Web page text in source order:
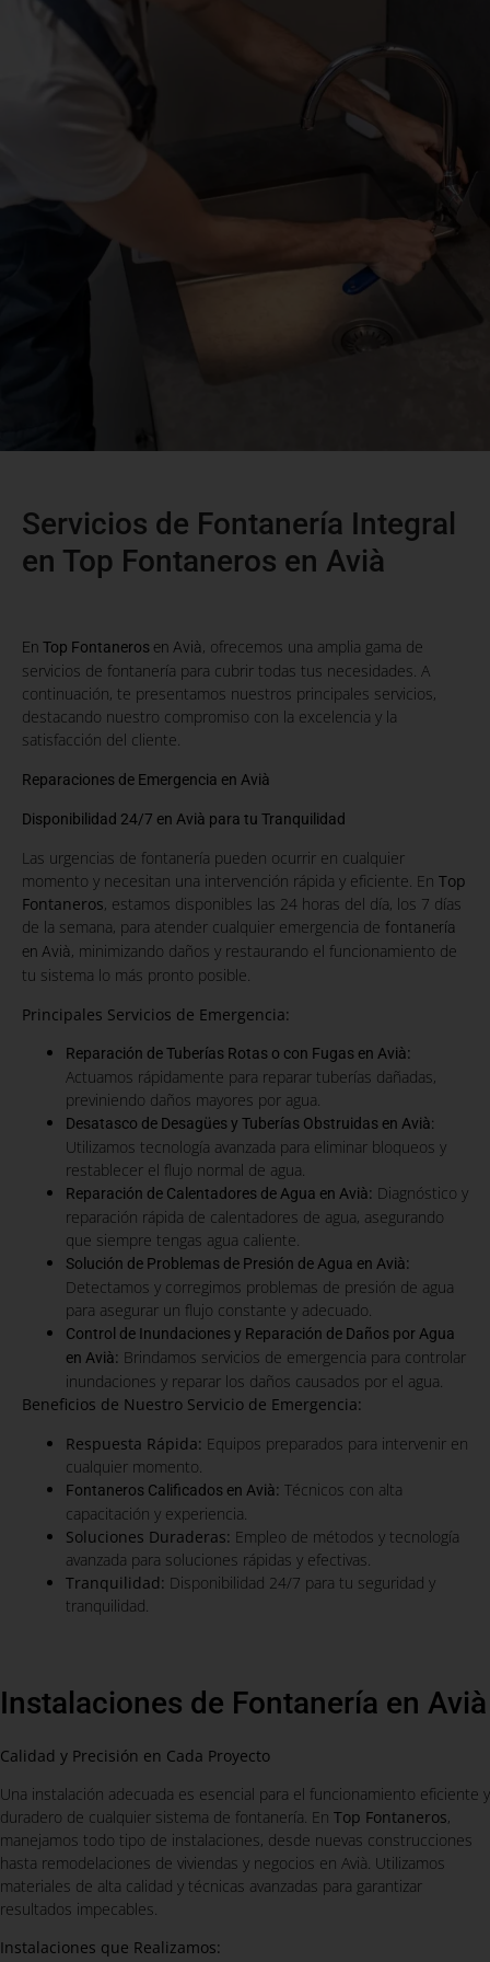
Servicios de Fontanería Integral
en Top Fontaneros en Avià
En Top Fontaneros en Avià, ofrecemos una amplia gama de
servicios de fontanería para cubrir todas tus necesidades. A
continuación, te presentamos nuestros principales servicios,
destacando nuestro compromiso con la excelencia y la
satisfacción del cliente.
Reparaciones de Emergencia en Avià
Disponibilidad 24/7 en Avià para tu Tranquilidad
Las urgencias de fontanería pueden ocurrir en cualquier
momento y necesitan una intervención rápida y eficiente. En Top
Fontaneros, estamos disponibles las 24 horas del día, los 7 días
de la semana, para atender cualquier emergencia de fontanería
en Avià, minimizando daños y restaurando el funcionamiento de
tu sistema lo más pronto posible.
Principales Servicios de Emergencia:
Reparación de Tuberías Rotas o con Fugas en Avià:
Actuamos rápidamente para reparar tuberías dañadas,
previniendo daños mayores por agua.
Desatasco de Desagües y Tuberías Obstruidas en Avià:
Utilizamos tecnología avanzada para eliminar bloqueos y
restablecer el flujo normal de agua.
Reparación de Calentadores de Agua en Avià: Diagnóstico y
reparación rápida de calentadores de agua, asegurando
que siempre tengas agua caliente.
Solución de Problemas de Presión de Agua en Avià:
Detectamos y corregimos problemas de presión de agua
para asegurar un flujo constante y adecuado.
Control de Inundaciones y Reparación de Daños por Agua
en Avià: Brindamos servicios de emergencia para controlar
inundaciones y reparar los daños causados por el agua.
Beneficios de Nuestro Servicio de Emergencia:
Respuesta Rápida: Equipos preparados para intervenir en
cualquier momento.
Fontaneros Calificados en Avià: Técnicos con alta
capacitación y experiencia.
Soluciones Duraderas: Empleo de métodos y tecnología
avanzada para soluciones rápidas y efectivas.
Tranquilidad: Disponibilidad 24/7 para tu seguridad y
tranquilidad.
Instalaciones de Fontanería en Avià
Calidad y Precisión en Cada Proyecto
Una instalación adecuada es esencial para el funcionamiento eficiente y
duradero de cualquier sistema de fontanería. En Top Fontaneros,
manejamos todo tipo de instalaciones, desde nuevas construcciones
hasta remodelaciones de viviendas y negocios en Avià. Utilizamos
materiales de alta calidad y técnicas avanzadas para garantizar
resultados impecables.
Instalaciones que Realizamos: